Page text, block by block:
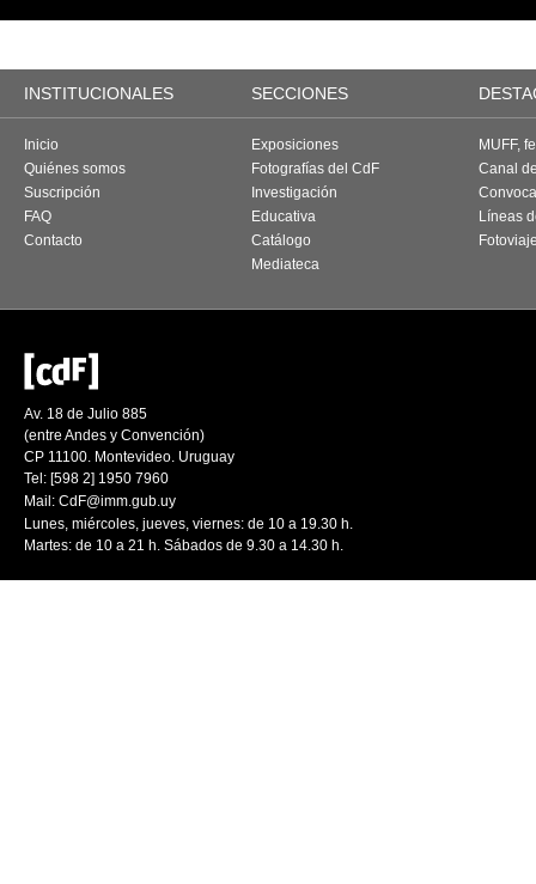
INSTITUCIONALES SECCIONES
Inicio
Quiénes somos
Suscripción
FAQ
Contacto
Exposiciones
Fotografías del CdF
Investigación
Educativa
Catálogo
Mediateca
MUFF,
Canal
Líneas
Av. 18 de Julio 885
(entre Andes y Convención)
CP 11100. Montevideo. Uruguay
Tel: [598 2] 1950 7960
Mail: CdF@imm.gub.uy
Lunes, miércoles, jueves, viernes: de 10 a 19.30 h.
Martes: de 10 a 21 h. Sábados de 9.30 a 14.30 h.